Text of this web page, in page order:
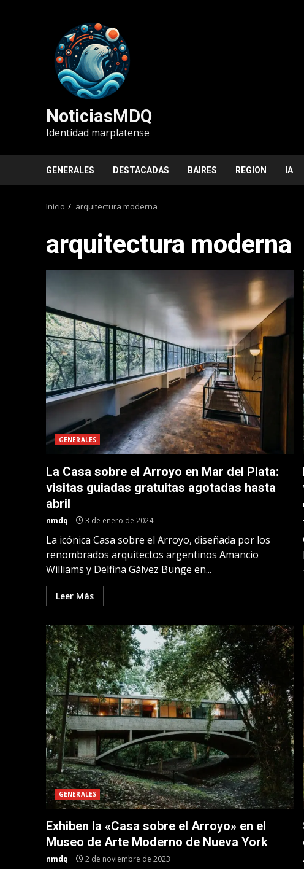
NoticiasMDQ
Identidad marplatense
GENERALES DESTACADAS BAIRES REGION IA
Inicio arquitectura moderna
arquitectura moderna
GENERALES
La Casa sobre el Arroyo en Mar del Plata:
visitas guiadas gratuitas agotadas hasta
abril
nmdq 3 de enero de 2024
La icónica Casa sobre el Arroyo, diseñada por los
renombrados arquitectos argentinos Amancio
Williams y Delfina Gálvez Bunge en...
Leer Más
GENERALES
Exhiben la «Casa sobre el Arroyo» en el
Museo de Arte Moderno de Nueva York
nmdq 2 de noviembre de 2023